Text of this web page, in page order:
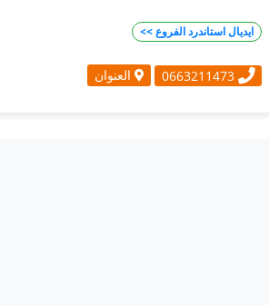
ايديال استاندرد الفروع >>
0663211473 العنوان